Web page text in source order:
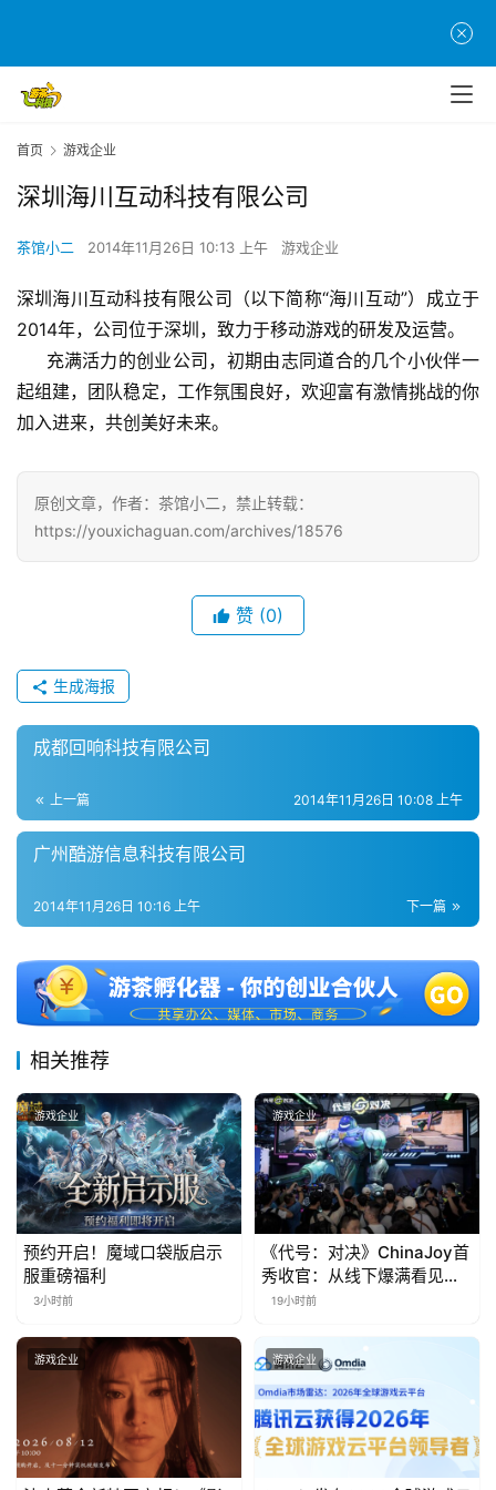
页
茶
原
创
戏
业
机
休
游
2
十
三
茶
奖
7
月
3
日
茶
对
首页 游戏企业
深圳海川互动科技有限公司
茶馆小二 2014年11月26日 10:13 上午 游戏企业
深圳海川互动科技有限公司（以下简称“海川互动”）成立于
2014年，公司位于深圳，致力于移动游戏的研发及运营。
起组建，团队稳定，工作氛围良好，欢迎富有激情挑战的你
加入进来，共创美好未来。
原创文章，作者：茶馆小二，禁止转载：
https://youxichaguan.com/archives/18576
赞 (0)
生成海报
成都回响科技有限公司
上一篇 2014年11月26日 10:08 上午
广州酷游信息科技有限公司
下一篇
2014年11月26日 10:16 上午
相关推荐
游戏企业
预约开启！魔域口袋版启示
服重磅福利
3小时前
游戏企业
《代号：对决》ChinaJoy首
秀收官：从线下爆满看见玩
家的真实期待
19小时前
游戏企业 游戏企业